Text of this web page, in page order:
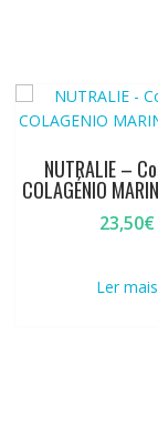
NUTRALIE –
COLAGÉNIO
23,50€
Ler mais